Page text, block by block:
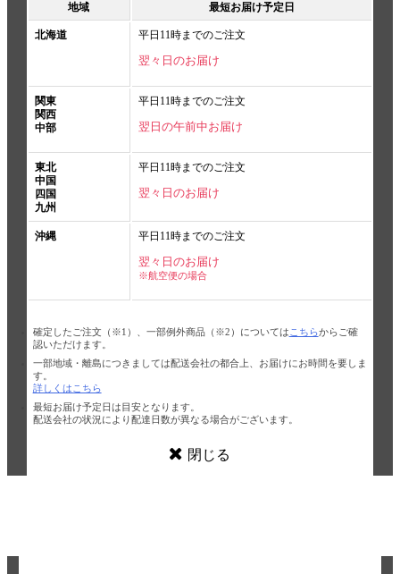
地域 最短お届け予定日
北海道 平日11時までのご注文
翌々日のお届け
関東
関西
中部
平日11時までのご注文
翌日の午前中お届け
東北
中国
四国
九州
平日11時までのご注文
翌々日のお届け
沖縄 平日11時までのご注文
翌々日のお届け
※航空便の場合
確定したご注文（※1）、一部例外商品（※2）については こちらからご確
認いただけます。
一部地域・離島につきましては配送会社の都合上、お届けにお時間を要しま
す。
詳しくはこちら
最短お届け予定日は目安となります。
配送会社の状況により配達日数が異なる場合がございます。
閉じる